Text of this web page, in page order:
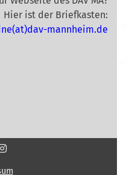
Hier ist der Briefkasten:
mannheim.de